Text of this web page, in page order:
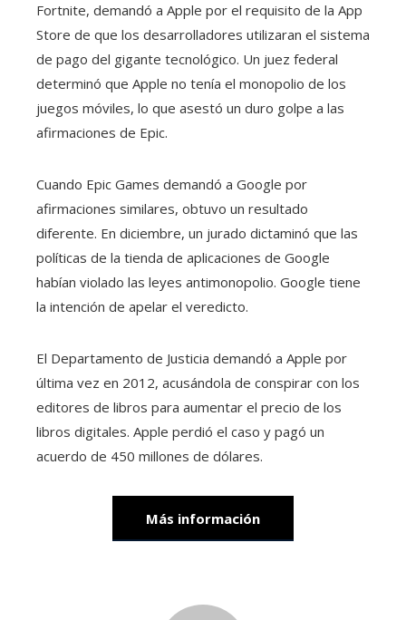
Fortnite, demandó a Apple por el requisito de la App
Store de que los desarrolladores utilizaran el sistema
de pago del gigante tecnológico. Un juez federal
determinó que Apple no tenía el monopolio de los
juegos móviles, lo que asestó un duro golpe a las
afirmaciones de Epic.
Cuando Epic Games demandó a Google por
afirmaciones similares, obtuvo un resultado
diferente. En diciembre, un jurado dictaminó que las
políticas de la tienda de aplicaciones de Google
habían violado las leyes antimonopolio. Google tiene
la intención de apelar el veredicto.
El Departamento de Justicia demandó a Apple por
última vez en 2012, acusándola de conspirar con los
editores de libros para aumentar el precio de los
libros digitales. Apple perdió el caso y pagó un
acuerdo de 450 millones de dólares.
Más información